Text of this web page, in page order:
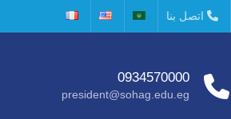
اتصل بنا
0934570000
president@sohag.edu.eg